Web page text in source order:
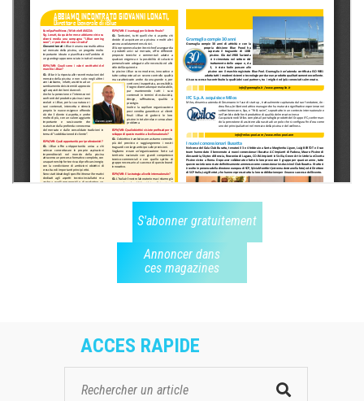
S'abonner gratuitement
Annoncer dans
ces magazines
ACCES RAPIDE